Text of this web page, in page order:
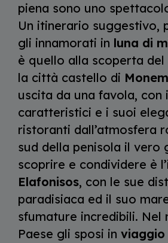
piena sono uno
Un itinerario suggestivo,
gli innamorati in luna di
è quello alla scoperta del
la città castello di
uscita da una favola, con
caratteristici e i suoi
ristoranti dall’atmosfera
sud della penisola il vero
scoprire e condividere è
Elafonisos, con le sue
paradisiaca ed il suo
sfumature incredibili. Nel
Paese gli sposi in viaggio